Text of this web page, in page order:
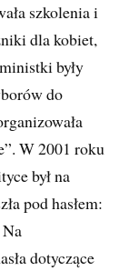
szkolenia i
dla kobiet,
były
do
W 2001 roku
był na
pod hasłem:
dotyczące